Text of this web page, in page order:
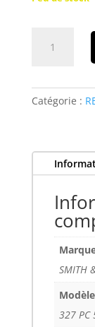
WESSON
5",
Catégorie :
SMITH
Modèle
327 PC